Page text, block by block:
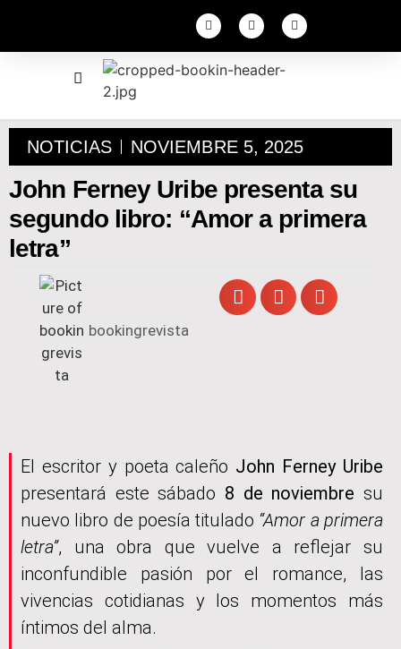
NOTICIAS NOVIEMBRE 5, 2025
John Ferney Uribe presenta su
segundo libro: “Amor a primera
letra”
bookingrevista
El escritor y poeta caleño John Ferney Uribe
presentará este sábado 8 de noviembre su
nuevo libro de poesía titulado “Amor a primera
letra”, una obra que vuelve a reflejar su
inconfundible pasión por el romance, las
vivencias cotidianas y los momentos más
íntimos del alma.